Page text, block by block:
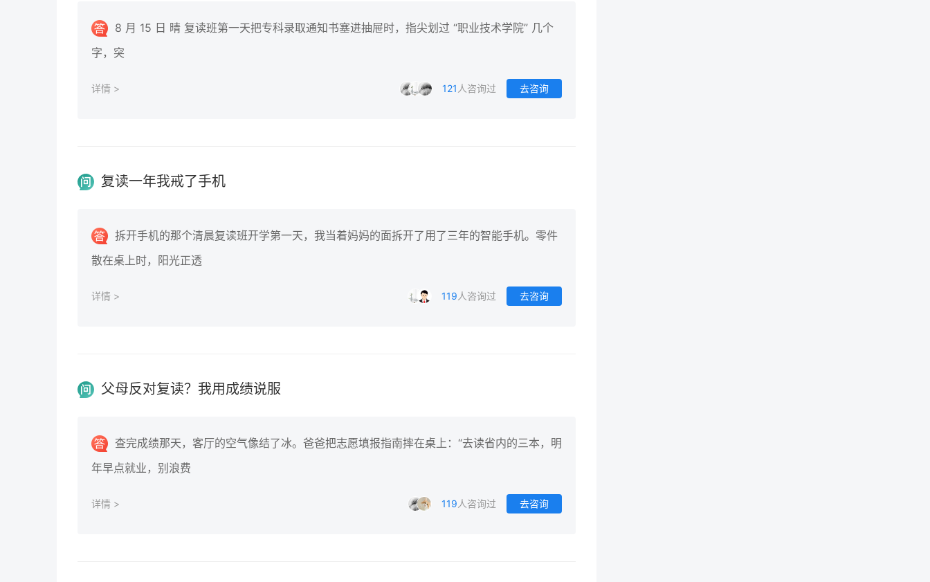
8 月 15 日 晴 复读班第一天把专科录取通知书塞进抽屉时，指尖划过 “职业技术学院” 几个
字，突
详情 > 121 人咨询过 去咨询
复读一年我戒了手机
拆开手机的那个清晨复读班开学第一天，我当着妈妈的面拆开了用了三年的智能手机。零件
散在桌上时，阳光正透
详情 > 119 人咨询过 去咨询
父母反对复读？我用成绩说服
查完成绩那天，客厅的空气像结了冰。爸爸把志愿填报指南摔在桌上：“去读省内的三本，明
年早点就业，别浪费
详情 > 119 人咨询过 去咨询